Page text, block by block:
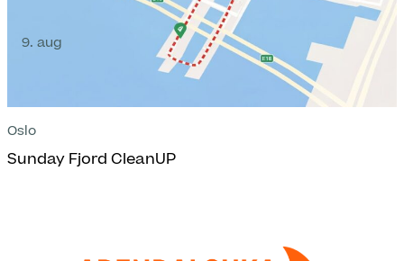
9. aug
Oslo
Sunday Fjord CleanUP